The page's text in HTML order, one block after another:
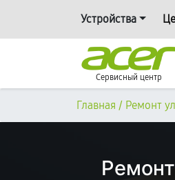
Устройства
Сервисный центр
Главная / Ремонт